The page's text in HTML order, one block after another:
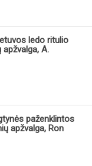
ledo ritulio
A.
paženklintos
apžvalga, Ron